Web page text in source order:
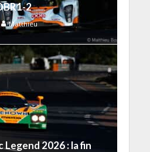
2
Matthieu
Legend 2026 : la fin